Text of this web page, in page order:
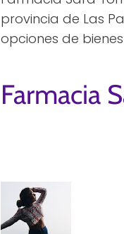
provincia de Las
opciones de
Farmacia